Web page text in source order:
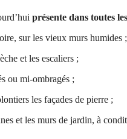
présente dans toutes
sur les vieux murs humides ;
et les escaliers ;
ou mi-ombragés ;
les façades de pierre ;
et les murs de jardin, à